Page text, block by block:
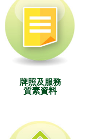
牌照及服務
質素資料